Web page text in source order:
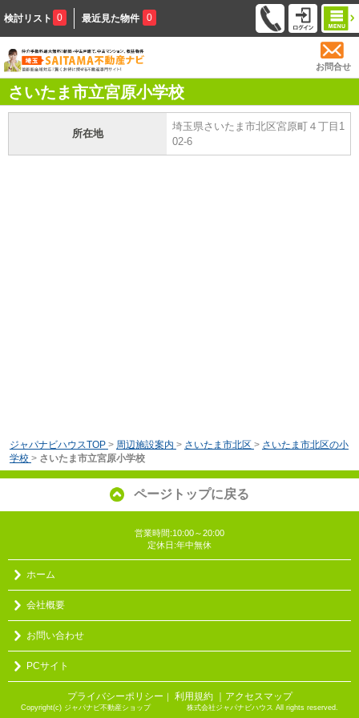
検討リスト 0 最近見た物件 0
お問合せ
さいたま市立宮原小学校
所在地
埼玉県さいたま市北区宮原町４丁目1
02-6
ジャパナビハウスTOP > 周辺施設案内 > さいたま市北区 > さいたま市北区の小
学校 > さいたま市立宮原小学校
ページトップに戻る
営業時間:10:00～20:00
定休日:年中無休
ホーム
会社概要
お問い合わせ
PCサイト
プライバシーポリシー ｜ 利用規約 ｜アクセスマップ
Copyright(c) ジャパナビ不動産ショップ 株式会社ジャパナビハウス All rights reserved.